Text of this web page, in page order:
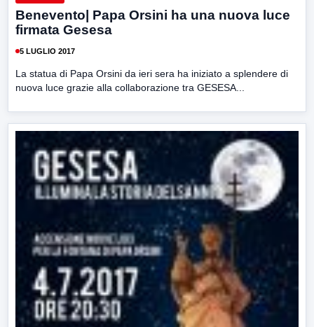
Benevento| Papa Orsini ha una nuova luce
firmata Gesesa
5 LUGLIO 2017
La statua di Papa Orsini da ieri sera ha iniziato a splendere di
nuova luce grazie alla collaborazione tra GESESA...